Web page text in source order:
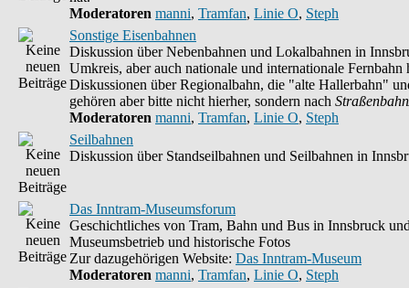
Moderatoren manni, Tramfan, Linie O, Steph
Sonstige Eisenbahnen
Diskussion über Nebenbahnen und Lokalbahnen in
Umkreis, aber auch nationale und internationale Fernbahn
Diskussionen über Regionalbahn, die "alte Hallerbahn"
gehören aber bitte nicht hierher, sondern nach
Moderatoren manni, Tramfan, Linie O, Steph
Seilbahnen
Diskussion über Standseilbahnen und Seilbahnen in
Das Inntram-Museumsforum
Geschichtliches von Tram, Bahn und Bus in Innsbruck
Museumsbetrieb und historische Fotos
Zur dazugehörigen Website: Das Inntram-Museum
Moderatoren manni, Tramfan, Linie O, Steph